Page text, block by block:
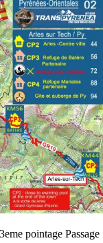
pointage Passage